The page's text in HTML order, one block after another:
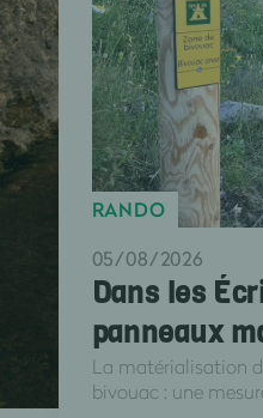
RANDO
05/08/2026
Dans les
panneaux
La matérialisation
bivouac : une